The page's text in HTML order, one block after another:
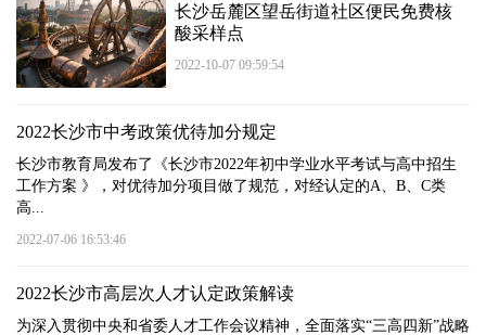
长沙岳麓区望岳街道社区便民免费核
酸采样点
2022-10-07 09:59:54
2022长沙市中考政策优待加分规定
长沙市教育局发布了《长沙市2022年初中学业水平考试与高中招生
工作方案 》，对优待加分项目做了规范，对经认定的A、B、C类
高...
2022-07-06 16:53:46
2022长沙市高层次人才认定政策解读
为深入贯彻中央和省委人才工作会议精神，全面落实“三高四新”战略